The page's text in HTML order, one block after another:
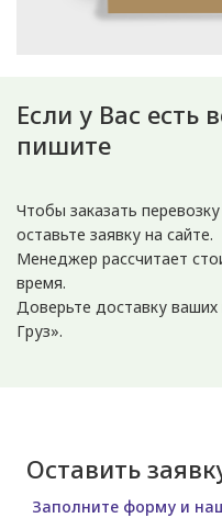
Если у Вас есть
пишите
Чтобы заказать
оставьте заявку на сайте.
Менеджер рассчитает
время.
Доверьте доставку
Груз».
Оставить
Заполните форму и